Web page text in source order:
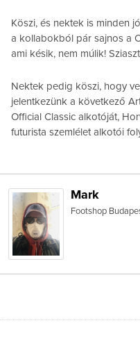
Köszi, és nektek is minden
a kollabokból pár sajnos a
ami késik, nem múlik!
Nektek pedig köszi, hogy
jelentkezünk a következő
Official Classic alkotóját,
futurista szemlélet alkotói
Mark
Footshop